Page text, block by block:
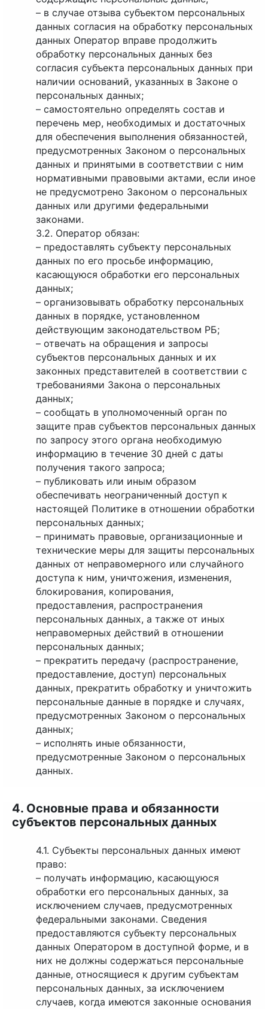
– в случае отзыва субъектом персональных
данных согласия на обработку персональных
данных Оператор вправе продолжить
обработку персональных данных без
согласия субъекта персональных данных при
наличии оснований, указанных в Законе о
персональных данных;
– самостоятельно определять состав и
перечень мер, необходимых и достаточных
для обеспечения выполнения обязанностей,
предусмотренных Законом о персональных
данных и принятыми в соответствии с ним
нормативными правовыми актами, если иное
не предусмотрено Законом о персональных
данных или другими федеральными
законами.
3.2. Оператор обязан:
– предоставлять субъекту персональных
данных по его просьбе информацию,
касающуюся обработки его персональных
данных;
– организовывать обработку персональных
данных в порядке, установленном
действующим законодательством РБ;
– отвечать на обращения и запросы
субъектов персональных данных и их
законных представителей в соответствии с
требованиями Закона о персональных
данных;
– сообщать в уполномоченный орган по
защите прав субъектов персональных данных
по запросу этого органа необходимую
информацию в течение 30 дней с даты
получения такого запроса;
– публиковать или иным образом
обеспечивать неограниченный доступ к
настоящей Политике в отношении обработки
персональных данных;
– принимать правовые, организационные и
технические меры для защиты персональных
данных от неправомерного или случайного
доступа к ним, уничтожения, изменения,
блокирования, копирования,
предоставления, распространения
персональных данных, а также от иных
неправомерных действий в отношении
персональных данных;
– прекратить передачу (распространение,
предоставление, доступ) персональных
данных, прекратить обработку и уничтожить
персональные данные в порядке и случаях,
предусмотренных Законом о персональных
данных;
– исполнять иные обязанности,
предусмотренные Законом о персональных
данных.
4. Основные права и обязанности
субъектов персональных данных
4.1. Субъекты персональных данных имеют
право:
– получать информацию, касающуюся
обработки его персональных данных, за
исключением случаев, предусмотренных
федеральными законами. Сведения
предоставляются субъекту персональных
данных Оператором в доступной форме, и в
них не должны содержаться персональные
данные, относящиеся к другим субъектам
персональных данных, за исключением
случаев, когда имеются законные основания